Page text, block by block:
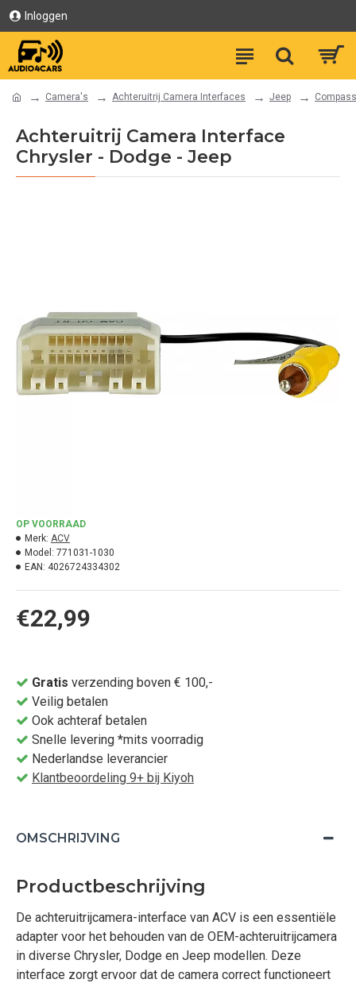
Inloggen
Camera's Achteruitrij Camera Interfaces Jeep Compass
Achteruitrij Camera Interface
Chrysler - Dodge - Jeep
€22,99
OP VOORRAAD
Merk: ACV
Model: 771031-1030
EAN: 4026724334302
Gratis verzending boven € 100,-
Veilig betalen
Ook achteraf betalen
Snelle levering *mits voorradig
Nederlandse leverancier
Klantbeoordeling 9+ bij Kiyoh
OMSCHRIJVING
Productbeschrijving
De achteruitrijcamera-interface van ACV is een essentiële
adapter voor het behouden van de OEM-achteruitrijcamera
in diverse Chrysler, Dodge en Jeep modellen. Deze
interface zorgt ervoor dat de camera correct functioneert